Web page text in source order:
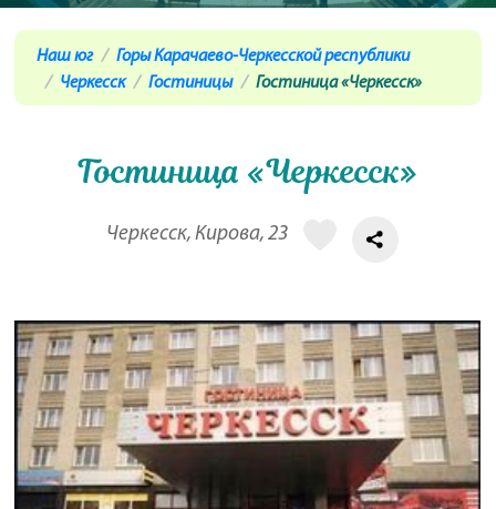
Наш юг
Горы Карачаево-Черкесской республики
Черкесск
Гостиницы Гостиница «Черкесск»
Гостиница «Черкесск»
Черкесск, Кирова, 23